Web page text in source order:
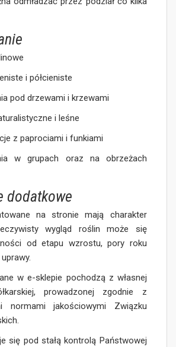
i półcieniste
pod drzewami i krzewami
i leśne
z paprociami i funkiami
w grupach oraz na obrzeżach
dodatkowe
na stronie mają charakter
wygląd roślin może się
od etapu wzrostu, pory roku
w e-sklepie pochodzą z własnej
prowadzonej zgodnie z
normami jakościowymi Związku
się pod stałą kontrolą Państwowej